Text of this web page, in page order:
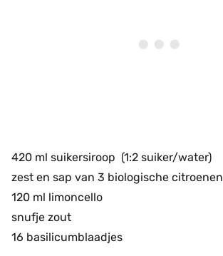
420 ml suikersiroop (1:2 suiker/water)
zest en sap van 3 biologische citroenen
120 ml limoncello
snufje zout
16 basilicumblaadjes